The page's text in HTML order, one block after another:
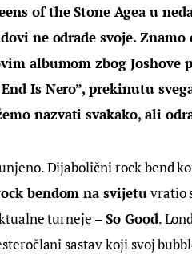
of the Stone Agea u
ne odrade svoje.
albumom zbog Joshove
Is Nero”, prekinutu
nazvati svakako, ali
Dijabolični rock bend
bendom na svijetu vratio
turneje – So Good.
sastav koji svoj